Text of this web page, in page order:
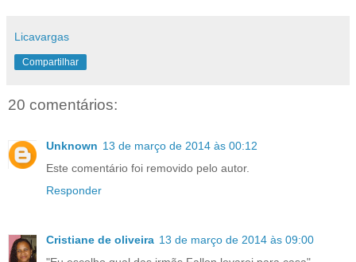
Licavargas
Compartilhar
20 comentários:
Unknown 13 de março de 2014 às 00:12
Este comentário foi removido pelo autor.
Responder
Cristiane de oliveira 13 de março de 2014 às 09:00